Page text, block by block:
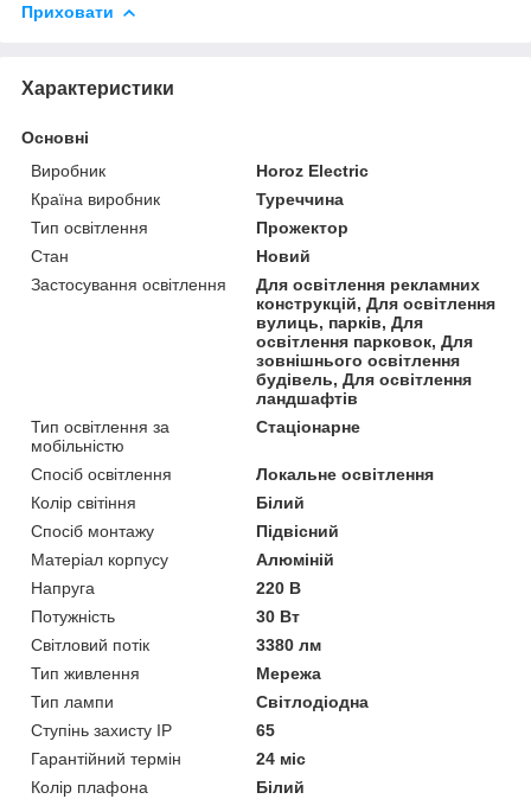
Приховати
Характеристики
Основні
Виробник
Horoz Electric
Країна виробник
Туреччина
Тип освітлення
Прожектор
Стан
Новий
Застосування освітлення
Для освітлення рекламних
конструкцій, Для освітлення
вулиць, парків, Для
освітлення парковок, Для
зовнішнього освітлення
будівель, Для освітлення
ландшафтів
Тип освітлення за
мобільністю
Стаціонарне
Спосіб освітлення
Локальне освітлення
Колір світіння
Білий
Спосіб монтажу
Підвісний
Матеріал корпусу
Алюміній
Напруга
220 В
Потужність
30 Вт
Світловий потік
3380 лм
Тип живлення
Мережа
Тип лампи
Світлодіодна
Ступінь захисту IP
65
Гарантійний термін
24 міс
Колір плафона
Білий